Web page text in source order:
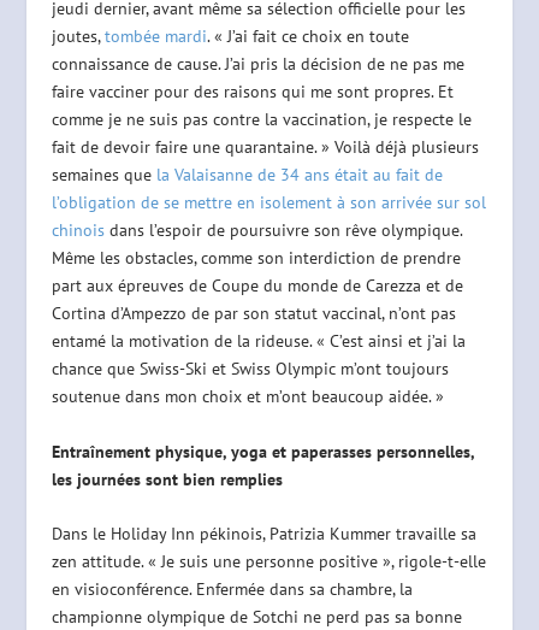
jeudi dernier, avant même sa sélection officielle pour les
joutes,tombée mardi. « J’ai fait ce choix en toute
connaissance de cause. J’ai pris la décision de ne pas me
faire vacciner pour des raisons qui me sont propres. Et
comme je ne suis pas contre la vaccination, je respecte le
fait de devoir faire une quarantaine. » Voilà déjà plusieurs
semaines que la Valaisanne de 34 ans était au fait de
l’obligation de se mettre en isolement à son arrivée sur sol
chinoisdans l’espoir de poursuivre son rêve olympique.
Même les obstacles, comme son interdiction de prendre
part aux épreuves de Coupe du monde de Carezza et de
Cortina d’Ampezzo de par son statut vaccinal, n’ont pas
entamé la motivation de la rideuse. « C’est ainsi et j’ai la
chance que Swiss-Ski et Swiss Olympic m’ont toujours
soutenue dans mon choix et m’ont beaucoup aidée. »
Entraînement physique, yoga et paperasses personnelles,
les journées sont bien remplies
Dans le Holiday Inn pékinois, Patrizia Kummer travaille sa
zen attitude. « Je suis une personne positive », rigole-t-elle
en visioconférence. Enfermée dans sa chambre, la
championne olympique de Sotchi ne perd pas sa bonne